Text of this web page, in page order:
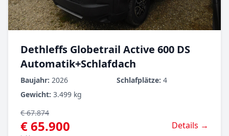
Dethleffs Globetrail Active 600 DS
Automatik+Schlafdach
Baujahr: 2026 Schlafplätze: 4
Gewicht: 3.499 kg
€ 67.874
€ 65.900 Details →